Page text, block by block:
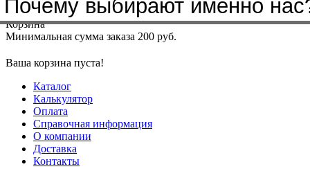
Меню+7(4912)50-37-50sbit@krep62.ru
Корзина
Минимальная сумма заказа 200 руб.
Ваша корзина пуста!
Каталог
Калькулятор
Оплата
Справочная информация
О компании
Доставка
Контакты
Почему выбирают именно